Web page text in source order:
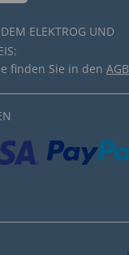
ELEKTROG UND
finden Sie in den AGB